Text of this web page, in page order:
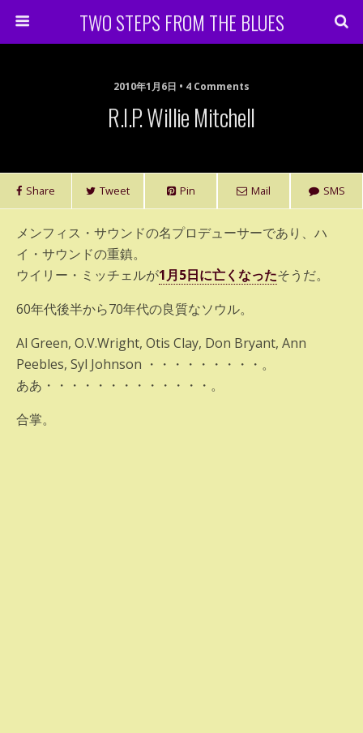
TWO STEPS FROM THE BLUES
2010年1月6日 • 4 Comments
R.I.P. Willie Mitchell
Share Tweet Pin Mail SMS
メンフィス・サウンドの名プロデューサーであり、ハ
イ・サウンドの重鎮。
ウイリー・ミッチェルが1月5日に亡くなったそうだ。
60年代後半から70年代の良質なソウル。
Al Green, O.V.Wright, Otis Clay, Don Bryant, Ann
Peebles, Syl Johnson ・・・・・・・・・。
ああ・・・・・・・・・・・・・。
合掌。